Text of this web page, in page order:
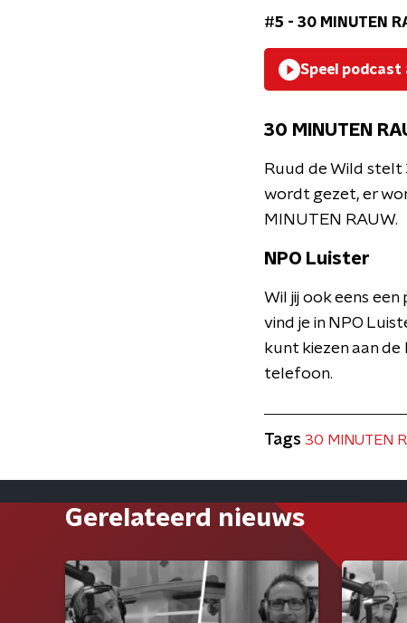
#5 - 30 MINUTEN
Speel podcast
30 MINUTEN
Ruud de Wild stelt
wordt gezet, er
MINUTEN RAUW.
NPO Luister
Wil jij ook eens
vind je in NPO
kunt kiezen aan
telefoon.
Tags 30 MINUTEN
Gerelateerd nieuws